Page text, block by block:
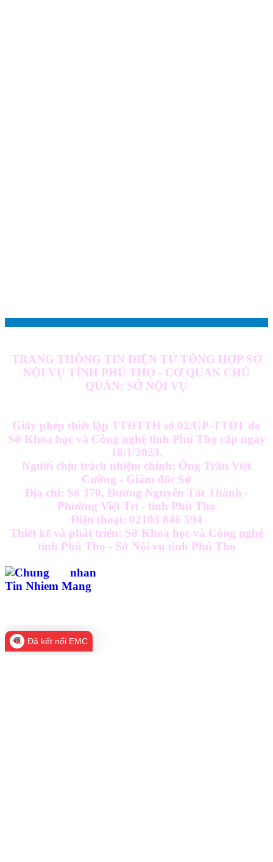
TRANG THÔNG TIN ĐIỆN TỬ TỔNG HỢP SỞ
NỘI VỤ TỈNH PHÚ THỌ - CƠ QUAN CHỦ
QUẢN: SỞ NỘI VỤ
Giấy phép thiết lập TTĐTTH số 02/GP-TTĐT do
Sở Khoa học và Công nghệ tỉnh Phú Thọ cấp ngày
18/1/2023.
Người chịu trách nhiệm chính: Ông Trần Việt
Cường - Giám đốc Sở
Địa chỉ: Số 370, Đường Nguyễn Tất Thành -
Phường Việt Trì - tỉnh Phú Thọ
Điện thoại: 02103 846 594
Thiết kế và phát triển: Sở Khoa học và Công nghệ
tỉnh Phú Thọ - Sở Nội vụ tỉnh Phú Thọ
Đã kết nối EMC